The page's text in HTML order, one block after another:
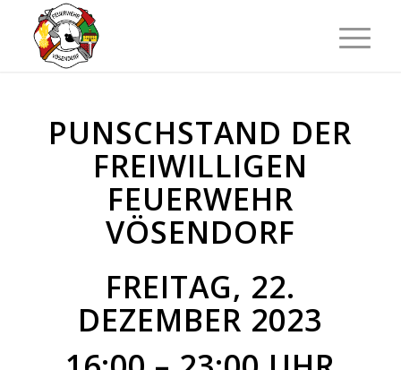
PUNSCHSTAND DER
FREIWILLIGEN
FEUERWEHR
VÖSENDORF
FREITAG, 22.
DEZEMBER 2023